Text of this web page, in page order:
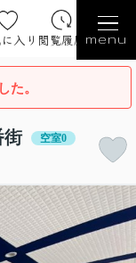
入り 閲覧履歴 menu
た。
街 空室0